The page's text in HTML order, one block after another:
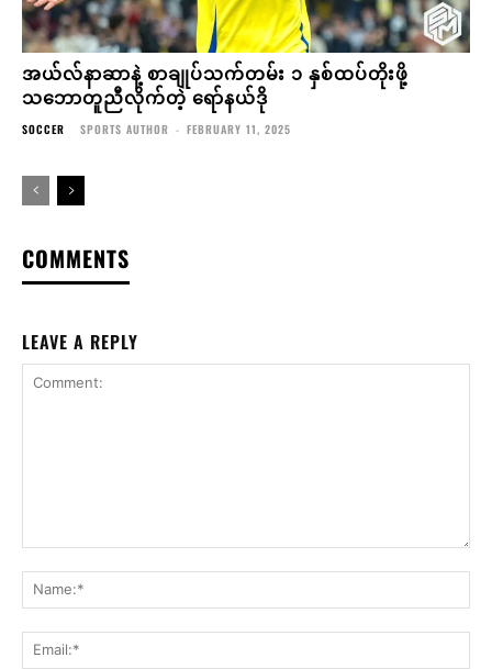
အယ်လ်နာဆာနဲ့ စာချုပ်သက်တမ်း ၁ နှစ်ထပ်တိုးဖို့
သဘောတူညီလိုက်တဲ့ ရော်နယ်ဒို
SOCCER SPORTS AUTHOR - FEBRUARY 11, 2025
COMMENTS
LEAVE A REPLY